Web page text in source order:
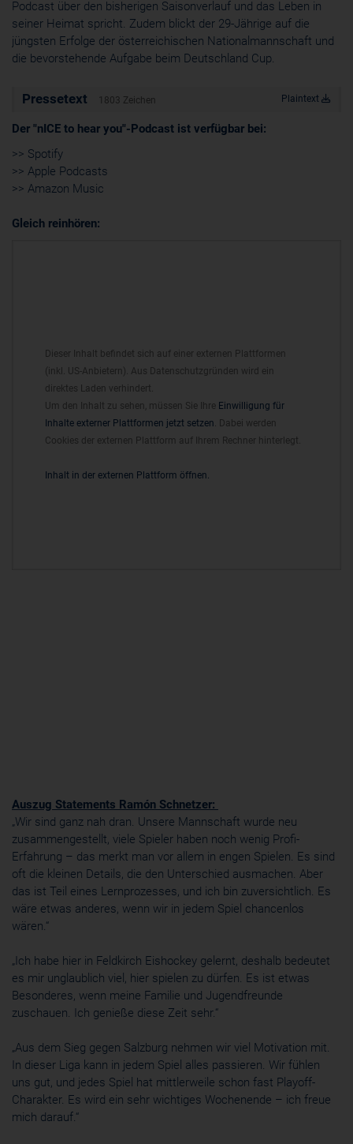
Podcast über den bisherigen Saisonverlauf und das Leben in
seiner Heimat spricht. Zudem blickt der 29-Jährige auf die
jüngsten Erfolge der österreichischen Nationalmannschaft und
die bevorstehende Aufgabe beim Deutschland Cup.
Pressetext 1803 Zeichen Plaintext
Der "nICE to hear you"-Podcast ist verfügbar bei:
>> Spotify
>> Apple Podcasts
>> Amazon Music
Gleich reinhören:
Dieser Inhalt befindet sich auf einer externen Plattformen
(inkl. US-Anbietern). Aus Datenschutzgründen wird ein
direktes Laden verhindert.
Um den Inhalt zu sehen, müssen Sie Ihre Einwilligung für
Inhalte externer Plattformen jetzt setzen. Dabei werden
Cookies der externen Plattform auf Ihrem Rechner hinterlegt.
Inhalt in der externen Plattform öffnen.
Auszug Statements Ramón Schnetzer:
„Wir sind ganz nah dran. Unsere Mannschaft wurde neu
zusammengestellt, viele Spieler haben noch wenig Profi-
Erfahrung – das merkt man vor allem in engen Spielen. Es sind
oft die kleinen Details, die den Unterschied ausmachen. Aber
das ist Teil eines Lernprozesses, und ich bin zuversichtlich. Es
wäre etwas anderes, wenn wir in jedem Spiel chancenlos
wären.“
„Ich habe hier in Feldkirch Eishockey gelernt, deshalb bedeutet
es mir unglaublich viel, hier spielen zu dürfen. Es ist etwas
Besonderes, wenn meine Familie und Jugendfreunde
zuschauen. Ich genieße diese Zeit sehr.“
„Aus dem Sieg gegen Salzburg nehmen wir viel Motivation mit.
In dieser Liga kann in jedem Spiel alles passieren. Wir fühlen
uns gut, und jedes Spiel hat mittlerweile schon fast Playoff-
Charakter. Es wird ein sehr wichtiges Wochenende – ich freue
mich darauf.“
https://www.powr.io/privacy
www.powrio.com